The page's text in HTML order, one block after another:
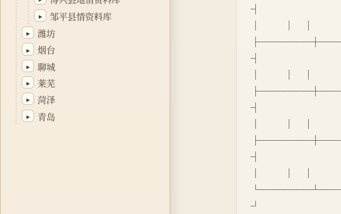
▸ 邹平县情资料库
▸ 潍坊
▸ 烟台
▸ 聊城
▸ 莱芜
▸ 菏泽
▸ 青岛
┤
│          │    │
┤
│          │    │
┤
│          │    │
┤
│          │    │
┘